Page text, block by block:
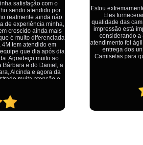
da 4M Camisetas!
pizzaria, e a
tecido é confortável, a
justo, especialmente
Além disso, o
primeiro contato até a
recomendo a 4M
de qualidade e um
Ótimo
colocam o
problemas,isso
calma e de